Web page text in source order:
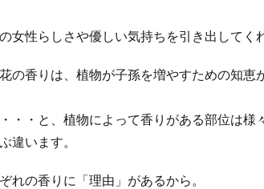
女性らしさや優しい気持ちを引き出してく
の香りは、植物が子孫を増やすための知恵
・・と、植物によって香りがある部位は様
違います。
れの香りに「理由」があるから。